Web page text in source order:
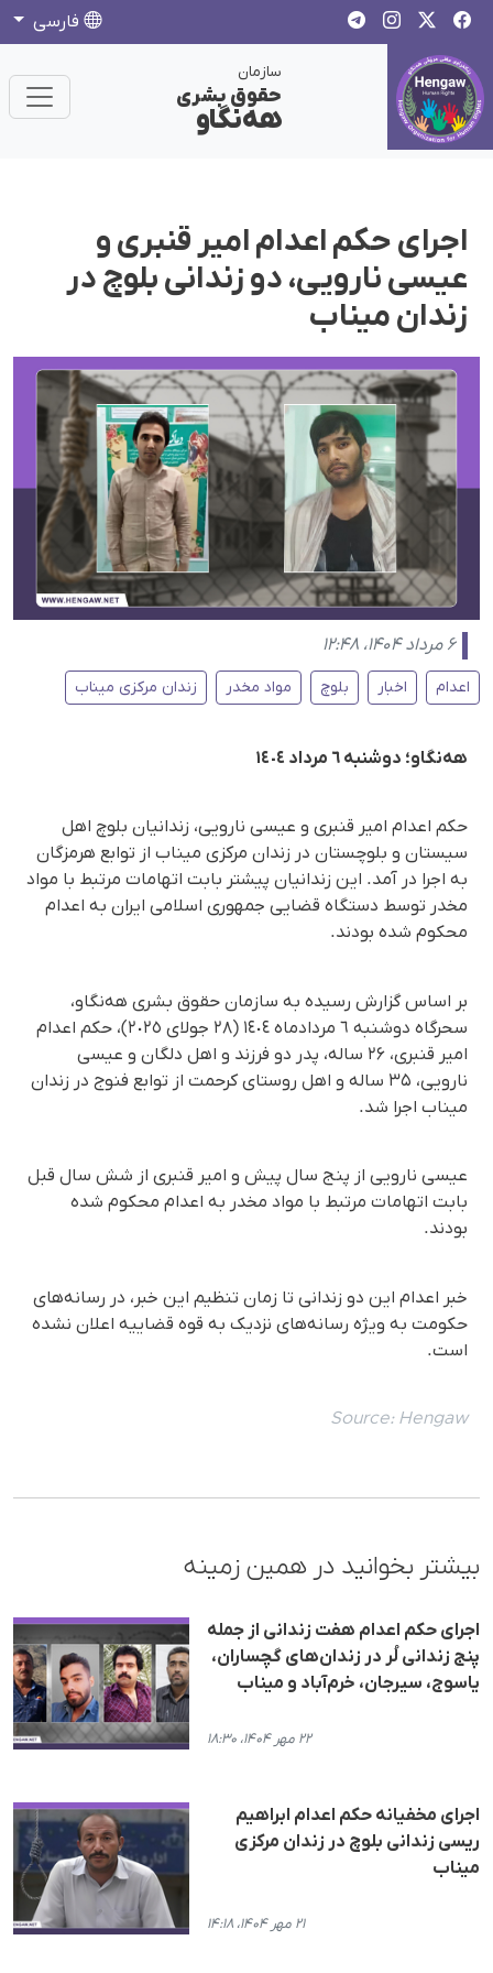
فارسی
سازمان
حقوق بشری
هەنگاو
اجرای حکم اعدام امیر قنبری و
عیسی نارویی، دو زندانی بلوچ در
زندان میناب
۶ مرداد ۱۴۰۴، ۱۲:۴۸
اعدام اخبار بلوچ مواد مخدر زندان مرکزی میناب
هەنگاو؛ دوشنبه ٦ مرداد ١٤٠٤
حکم اعدام امیر قنبری و عیسی نارویی، زندانیان بلوچ اهل
سیستان و بلوچستان در زندان مرکزی میناب از توابع هرمزگان
به اجرا در آمد. این زندانیان پیشتر بابت اتهامات مرتبط با مواد
مخدر توسط دستگاه قضایی جمهوری اسلامی ایران به اعدام
محکوم شده بودند.
بر اساس گزارش رسیده به سازمان حقوق بشری هه‌نگاو،
سحرگاه دوشنبه ٦ مردادماه ١٤٠٤ (٢٨ جولای ٢٠٢٥)، حکم اعدام
امیر قنبری، ۲۶ ساله، پدر دو فرزند و اهل دلگان و عیسی
نارویی، ۳۵ ساله و اهل روستای کرحمت از توابع فنوج در زندان
میناب اجرا شد.
عیسی نارویی از پنج سال پیش و امیر قنبری از شش سال قبل
بابت اتهامات مرتبط با مواد مخدر به اعدام محکوم شده
بودند.
خبر اعدام این دو زندانی تا زمان تنظیم این خبر، در رسانه‌های
حکومت به ویژه رسانه‌های نزدیک به قوه قضاییه اعلان نشده
است.
Source: Hengaw
بیشتر بخوانید در همین زمینه
اجرای حکم اعدام هفت زندانی از جمله
پنج زندانی لُر در زندان‌های گچساران،
یاسوج، سیرجان، خرم‌آباد و میناب
۲۲ مهر ۱۴۰۴، ۱۸:۳۰
اجرای مخفیانه حکم اعدام ابراهیم
ریسی زندانی بلوچ در زندان مرکزی
میناب
۲۱ مهر ۱۴۰۴، ۱۴:۱۸